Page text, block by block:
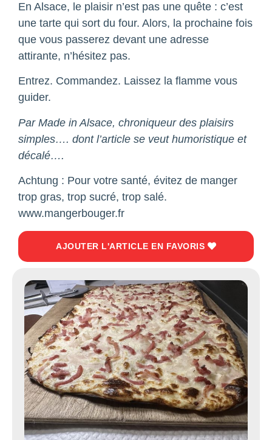
En Alsace, le plaisir n’est pas une quête : c’est
une tarte qui sort du four. Alors, la prochaine fois
que vous passerez devant une adresse
attirante, n’hésitez pas.
Entrez. Commandez. Laissez la flamme vous
guider.
Par Made in Alsace, chroniqueur des plaisirs
simples…. dont l’article se veut humoristique et
décalé….
Achtung : Pour votre santé, évitez de manger
trop gras, trop sucré, trop salé.
www.mangerbouger.fr
AJOUTER L'ARTICLE EN FAVORIS